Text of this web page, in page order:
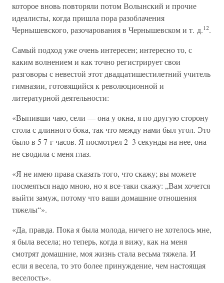
которое вновь повторяли потом Волынский и прочие
идеалисты, когда пришла пора разоблачения
Чернышевского, разочарования в Чернышевском и т. д.12.
Самый подход уже очень интересен; интересно то, с
каким волнением и как точно регистрирует свои
разговоры с невестой этот двадцатишестилетний учитель
гимназии, готовящийся к революционной и
литературной деятельности:
«Выпивши чаю, сели — она у окна, я по другую сторону
стола с длинного бока, так что между нами был угол. Это
было в 5 7 г часов. Я посмотрел 2–3 секунды на нее, она
не сводила с меня глаз.
«Я не имею права сказать того, что скажу; вы можете
посмеяться надо мною, но я все-таки скажу: „Вам хочется
выйти замуж, потому что ваши домашние отношения
тяжелы“».
«Да, правда. Пока я была молода, ничего не хотелось мне,
я была весела; но теперь, когда я вижу, как на меня
смотрят домашние, моя жизнь стала весьма тяжела. И
если я весела, то это более принуждение, чем настоящая
веселость».